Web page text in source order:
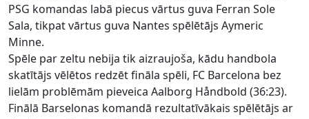
PSG komandas labā piecus vārtus guva Ferran Sole
Sala, tikpat vārtus guva Nantes spēlētājs Aymeric
Minne.
Spēle par zeltu nebija tik aizraujoša, kādu handbola
skatītājs vēlētos redzēt fināla spēli, FC Barcelona bez
lielām problēmām pieveica Aalborg Håndbold (36:23).
Finālā Barselonas komandā rezultatīvākais spēlētājs ar